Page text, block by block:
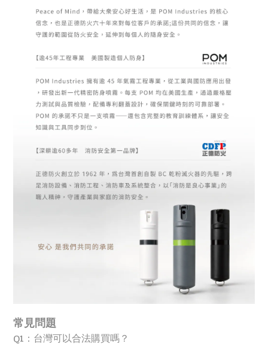
常見問題
Q1：台灣可以合法購買嗎？